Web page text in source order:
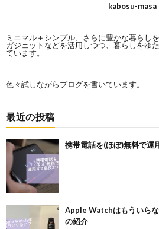
kabosu-masa
ミニマル＋シンプル、さらに豊かな暮らし
ガジェットなどを活用しつつ、暮らしをゆ
ています。
色々試しながらブログを書いています。
最近の投稿
携帯電話を(ほぼ)無料で運
Apple Watchはもういら
の紹介